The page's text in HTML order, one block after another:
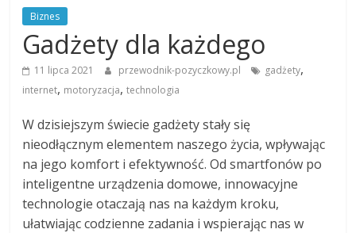
Biznes
Gadżety dla każdego
11 lipca 2021 przewodnik-pozyczkowy.pl gadżety,
internet, motoryzacja,technologia
W dzisiejszym świecie gadżety stały się
nieodłącznym elementem naszego życia, wpływając
na jego komfort i efektywność. Od smartfonów po
inteligentne urządzenia domowe, innowacyjne
technologie otaczają nas na każdym kroku,
ułatwiając codzienne zadania i wspierając nas w